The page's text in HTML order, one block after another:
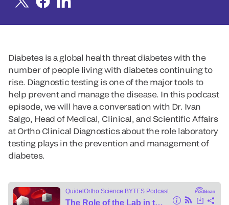
Diabetes is a global health threat diabetes with the
number of people living with diabetes continuing to
rise. Diagnostic testing is one of the major tools to
help prevent and manage the disease. In this podcast
episode, we will have a conversation with Dr. Ivan
Salgo, Head of Medical, Clinical, and Scientific Affairs
at Ortho Clinical Diagnostics about the role laboratory
testing plays in the prevention and management of
diabetes.